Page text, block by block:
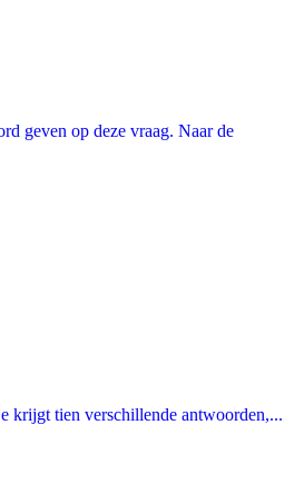
geven op deze vraag. Naar de
krijgt tien verschillende antwoorden,...